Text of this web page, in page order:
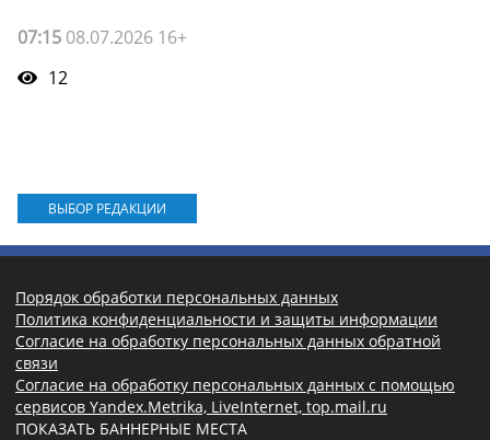
07:15 08.07.2026 16+
12
ВЫБОР РЕДАКЦИИ
Порядок обработки персональных данных
Политика конфиденциальности и защиты информации
Согласие на обработку персональных данных обратной
связи
Согласие на обработку персональных данных с помощью
сервисов Yandex.Metrika, LiveInternet, top.mail.ru
ПОКАЗАТЬ БАННЕРНЫЕ МЕСТА